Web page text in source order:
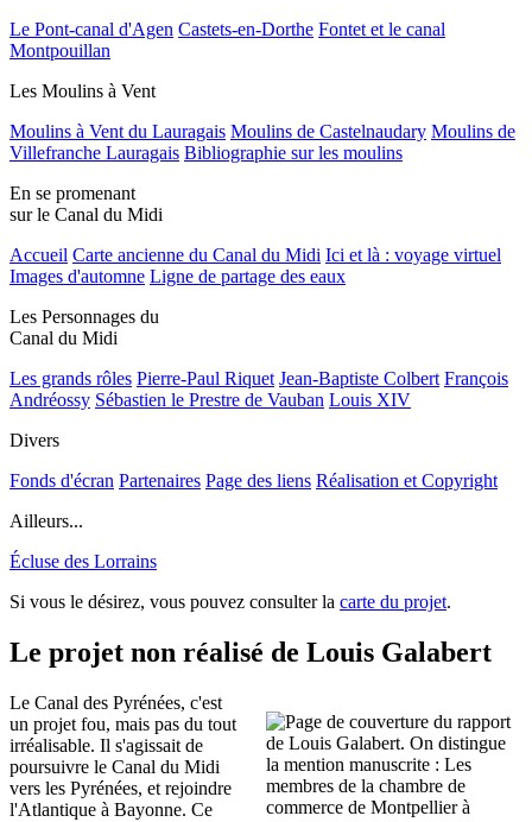
Le Pont-canal d'Agen Castets-en-Dorthe Fontet et le canal
Montpouillan
Les Moulins à Vent
Moulins à Vent du Lauragais Moulins de Castelnaudary Moulins de
Villefranche Lauragais Bibliographie sur les moulins
En se promenant
sur le Canal du Midi
Accueil Carte ancienne du Canal du Midi Ici et là : voyage virtuel
Images d'automne Ligne de partage des eaux
Les Personnages du
Canal du Midi
Les grands rôles Pierre-Paul Riquet Jean-Baptiste Colbert François
Andréossy Sébastien le Prestre de Vauban Louis XIV
Divers
Fonds d'écran Partenaires Page des liens Réalisation et Copyright
Ailleurs...
Écluse des Lorrains
Si vous le désirez, vous pouvez consulter la carte du projet.
Le projet non réalisé de Louis Galabert
Le Canal des Pyrénées, c'est
un projet fou, mais pas du tout
irréalisable. Il s'agissait de
poursuivre le Canal du Midi
vers les Pyrénées, et rejoindre
l'Atlantique à Bayonne. Ce